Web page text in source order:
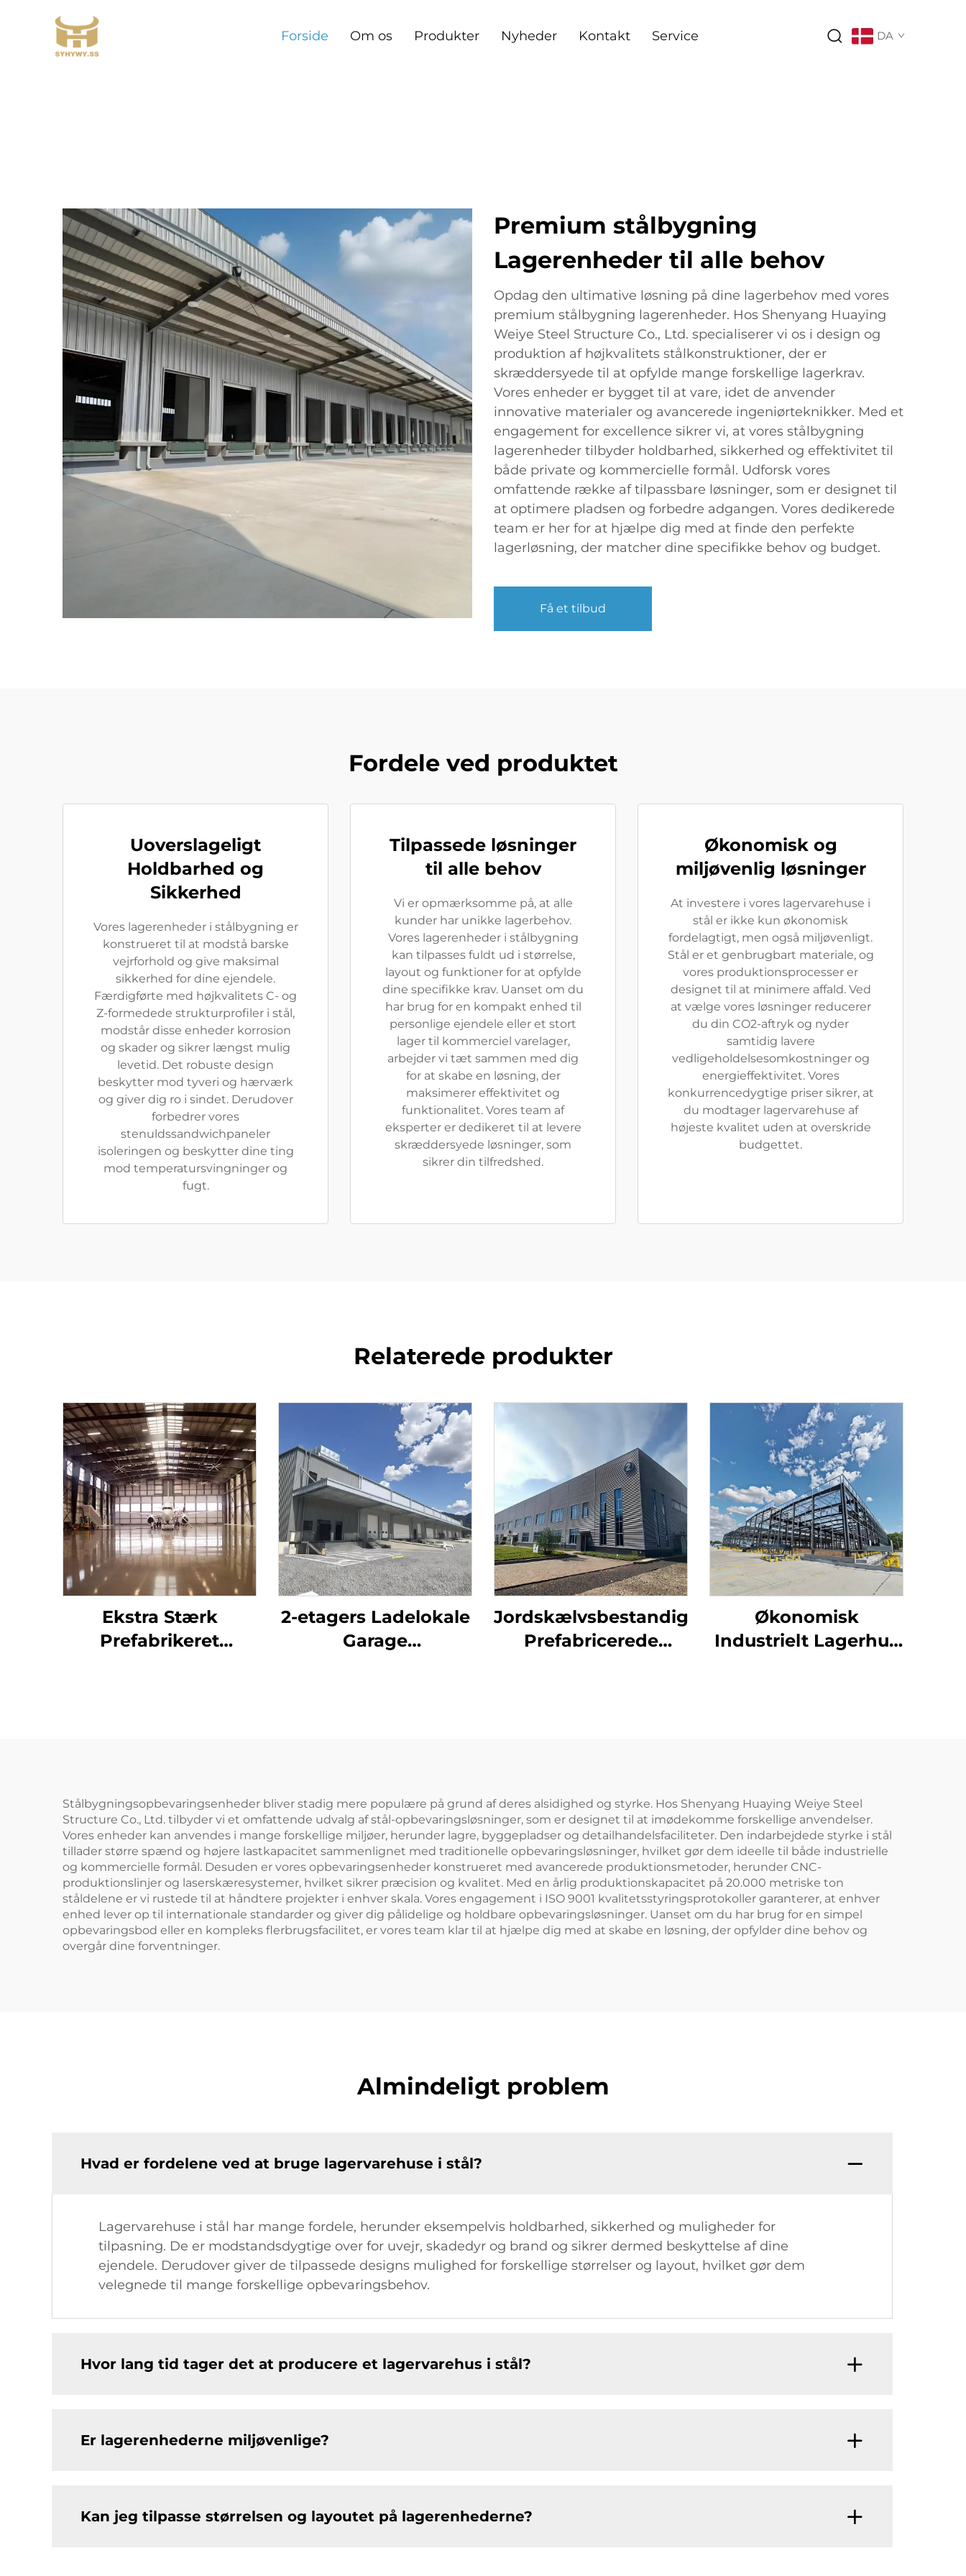
Forside Om os Produkter Nyheder Kontakt Service DA
Premium stålbygning
Lagerenheder til alle behov
Opdag den ultimative løsning på dine lagerbehov med vores
premium stålbygning lagerenheder. Hos Shenyang Huaying
Weiye Steel Structure Co., Ltd. specialiserer vi os i design og
produktion af højkvalitets stålkonstruktioner, der er
skræddersyede til at opfylde mange forskellige lagerkrav.
Vores enheder er bygget til at vare, idet de anvender
innovative materialer og avancerede ingeniørteknikker. Med et
engagement for excellence sikrer vi, at vores stålbygning
lagerenheder tilbyder holdbarhed, sikkerhed og effektivitet til
både private og kommercielle formål. Udforsk vores
omfattende række af tilpassbare løsninger, som er designet til
at optimere pladsen og forbedre adgangen. Vores dedikerede
team er her for at hjælpe dig med at finde den perfekte
lagerløsning, der matcher dine specifikke behov og budget.
Få et tilbud
Fordele ved produktet
Uoverslageligt
Holdbarhed og
Sikkerhed
Vores lagerenheder i stålbygning er
konstrueret til at modstå barske
vejrforhold og give maksimal
sikkerhed for dine ejendele.
Færdigførte med højkvalitets C- og
Z-formedede strukturprofiler i stål,
modstår disse enheder korrosion
og skader og sikrer længst mulig
levetid. Det robuste design
beskytter mod tyveri og hærværk
og giver dig ro i sindet. Derudover
forbedrer vores
stenuldssandwichpaneler
isoleringen og beskytter dine ting
mod temperatursvingninger og
fugt.
Tilpassede løsninger
til alle behov
Vi er opmærksomme på, at alle
kunder har unikke lagerbehov.
Vores lagerenheder i stålbygning
kan tilpasses fuldt ud i størrelse,
layout og funktioner for at opfylde
dine specifikke krav. Uanset om du
har brug for en kompakt enhed til
personlige ejendele eller et stort
lager til kommerciel varelager,
arbejder vi tæt sammen med dig
for at skabe en løsning, der
maksimerer effektivitet og
funktionalitet. Vores team af
eksperter er dedikeret til at levere
skræddersyede løsninger, som
sikrer din tilfredshed.
Økonomisk og
miljøvenlig løsninger
At investere i vores lagervarehuse i
stål er ikke kun økonomisk
fordelagtigt, men også miljøvenligt.
Stål er et genbrugbart materiale, og
vores produktionsprocesser er
designet til at minimere affald. Ved
at vælge vores løsninger reducerer
du din CO2-aftryk og nyder
samtidig lavere
vedligeholdelsesomkostninger og
energieffektivitet. Vores
konkurrencedygtige priser sikrer, at
du modtager lagervarehuse af
højeste kvalitet uden at overskride
budgettet.
Relaterede produkter
Ekstra Stærk
Prefabrikeret
2-etagers Ladelokale
Garage
Jordskælvsbestandig
Prefabricerede
Økonomisk
Industrielt Lagerhus
Stålbygningsopbevaringsenheder bliver stadig mere populære på grund af deres alsidighed og styrke. Hos Shenyang Huaying Weiye Steel
Structure Co., Ltd. tilbyder vi et omfattende udvalg af stål-opbevaringsløsninger, som er designet til at imødekomme forskellige anvendelser.
Vores enheder kan anvendes i mange forskellige miljøer, herunder lagre, byggepladser og detailhandelsfaciliteter. Den indarbejdede styrke i stål
tillader større spænd og højere lastkapacitet sammenlignet med traditionelle opbevaringsløsninger, hvilket gør dem ideelle til både industrielle
og kommercielle formål. Desuden er vores opbevaringsenheder konstrueret med avancerede produktionsmetoder, herunder CNC-
produktionslinjer og laserskæresystemer, hvilket sikrer præcision og kvalitet. Med en årlig produktionskapacitet på 20.000 metriske ton
ståldelene er vi rustede til at håndtere projekter i enhver skala. Vores engagement i ISO 9001 kvalitetsstyringsprotokoller garanterer, at enhver
enhed lever op til internationale standarder og giver dig pålidelige og holdbare opbevaringsløsninger. Uanset om du har brug for en simpel
opbevaringsbod eller en kompleks flerbrugsfacilitet, er vores team klar til at hjælpe dig med at skabe en løsning, der opfylder dine behov og
overgår dine forventninger.
Almindeligt problem
Hvad er fordelene ved at bruge lagervarehuse i stål?
Lagervarehuse i stål har mange fordele, herunder eksempelvis holdbarhed, sikkerhed og muligheder for
tilpasning. De er modstandsdygtige over for uvejr, skadedyr og brand og sikrer dermed beskyttelse af dine
ejendele. Derudover giver de tilpassede designs mulighed for forskellige størrelser og layout, hvilket gør dem
velegnede til mange forskellige opbevaringsbehov.
Hvor lang tid tager det at producere et lagervarehus i stål?
Er lagerenhederne miljøvenlige?
Kan jeg tilpasse størrelsen og layoutet på lagerenhederne?